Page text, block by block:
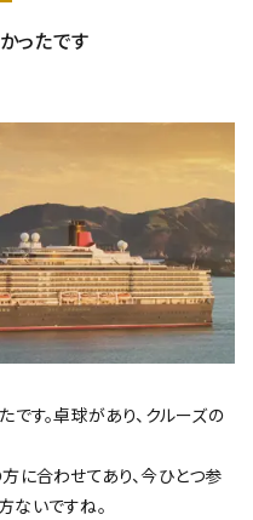
ったです
です。卓球があり、クルーズの
に合わせてあり、今ひとつ参
ないですね。